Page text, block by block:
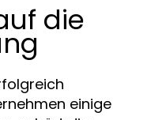
die
einige